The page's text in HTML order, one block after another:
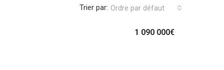
Trier par: Ordre par défaut
1 090 000€